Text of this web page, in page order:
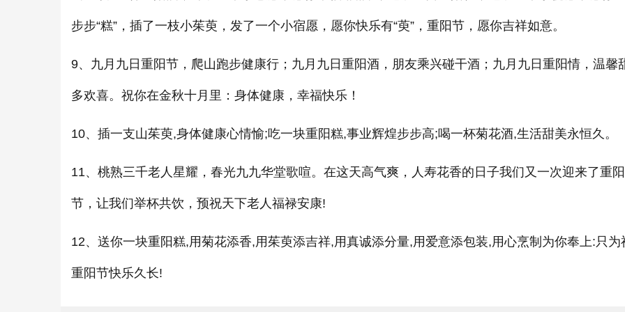
步步“糕”，插了一枝小茱萸，发了一个小宿愿，愿你快乐有“萸”，重阳节，愿你吉祥如意。
9、九月九日重阳节，爬山跑步健康行；九月九日重阳酒，朋友乘兴碰干酒；九月九日重阳情，温馨
多欢喜。祝你在金秋十月里：身体健康，幸福快乐！
10、插一支山茱萸,身体健康心情愉;吃一块重阳糕,事业辉煌步步高;喝一杯菊花酒,生活甜美永恒久。
11、桃熟三千老人星耀，春光九九华堂歌喧。在这天高气爽，人寿花香的日子我们又一次迎来了重
节，让我们举杯共饮，预祝天下老人福禄安康!
12、送你一块重阳糕,用菊花添香,用茱萸添吉祥,用真诚添分量,用爱意添包装,用心烹制为你奉上:只为
重阳节快乐久长!